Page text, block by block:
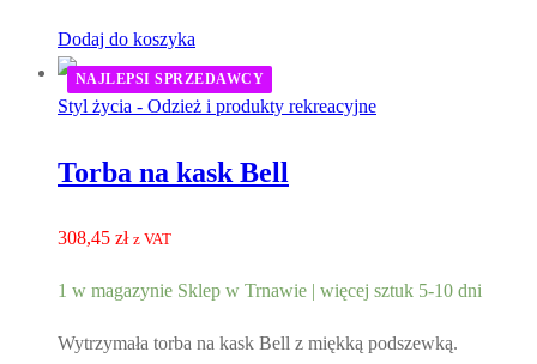
Dodaj do koszyka
Styl życia - Odzież i produkty rekreacyjne
NAJLEPSI SPRZEDAWCY
Torba na kask Bell
308,45 zł z VAT
1 w magazynie Sklep w Trnawie | więcej sztuk 5-10 dni
Wytrzymała torba na kask Bell z miękką podszewką.